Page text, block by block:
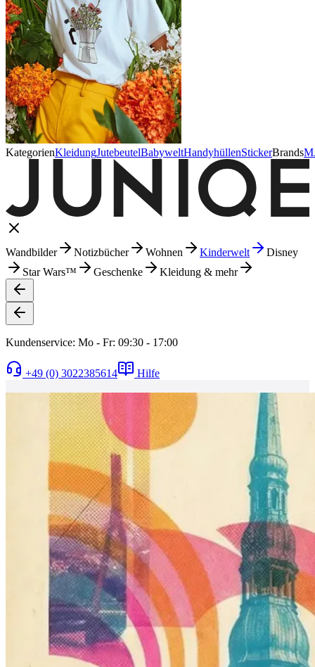
KategorienKleidungJutebeutelBabyweltHandyhüllenStickerBrands
Wandbilder Notizbücher Wohnen Kinderwelt
Disney
Star Wars™
Geschenke Kleidung & mehr
Kundenservice: Mo - Fr: 09:30 - 17:00
+49 (0) 3022385614 Hilfe